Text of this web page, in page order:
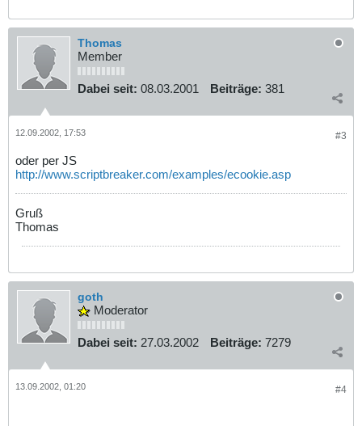
Thomas
Member
Dabei seit: 08.03.2001 Beiträge: 381
#3
12.09.2002, 17:53
oder per JS
http://www.scriptbreaker.com/examples/ecookie.asp
Gruß
Thomas
goth
Moderator
Dabei seit: 27.03.2002 Beiträge: 7279
#4
13.09.2002, 01:20